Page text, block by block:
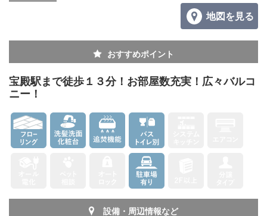
地図を見る
おすすめポイント
宝殿駅まで徒歩１３分！お部屋数充実！広々バルコ
ニー！
設備・周辺情報など